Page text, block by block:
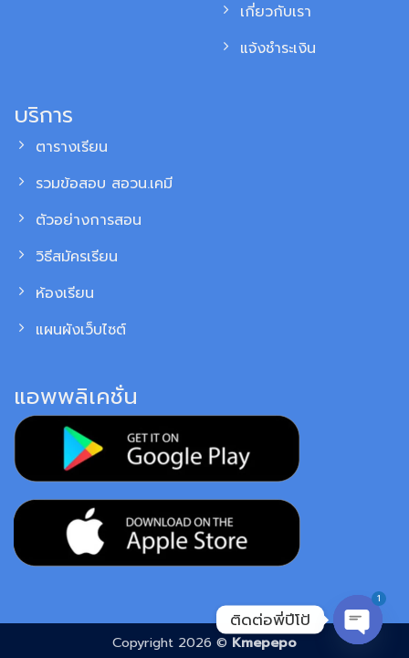
เกี่ยวกับเรา
แจ้งชำระเงิน
บริการ
ตารางเรียน
รวมข้อสอบ สอวน.เคมี
ตัวอย่างการสอน
วิธีสมัครเรียน
ห้องเรียน
แผนผังเว็บไซต์
แอพพลิเคชั่น
Copyright 2026 © Kmepepo
ติดต่อพี่ปีโป้
1